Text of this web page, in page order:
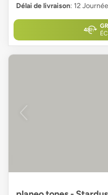
Délai de livraison: 12